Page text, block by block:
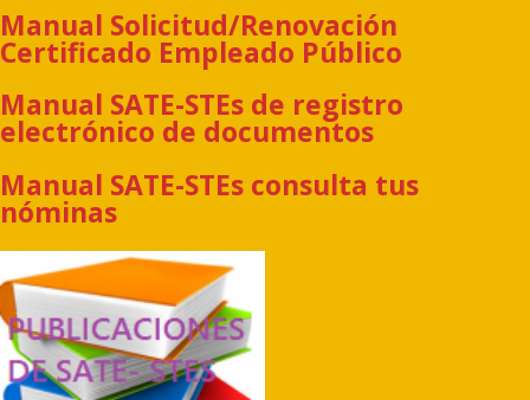
Manual Solicitud/Renovación
Certificado Empleado Público
Manual SATE-STEs de registro
electrónico de documentos
Manual SATE-STEs consulta tus
nóminas